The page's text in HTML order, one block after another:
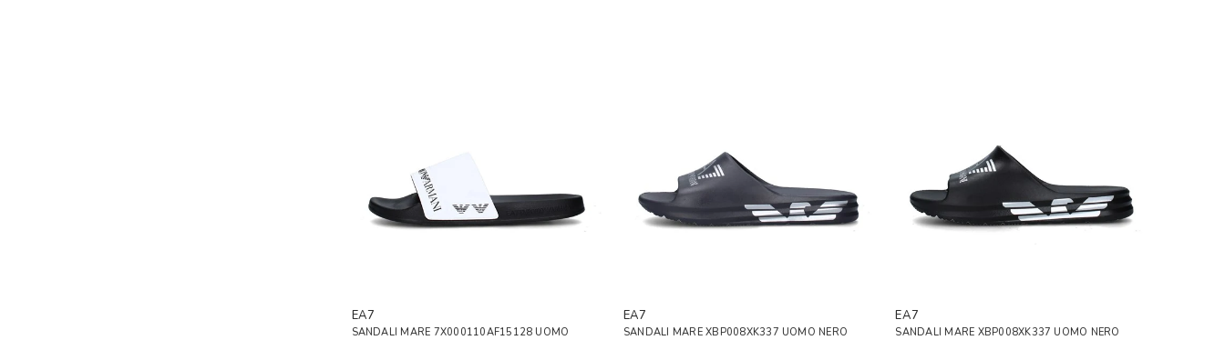
EA7
SANDALI MARE 7X000110AF15128 UOMO
EA7
SANDALI MARE XBP008XK337 UOMO NERO
EA7
SANDALI MARE XBP008XK337 UOMO NERO